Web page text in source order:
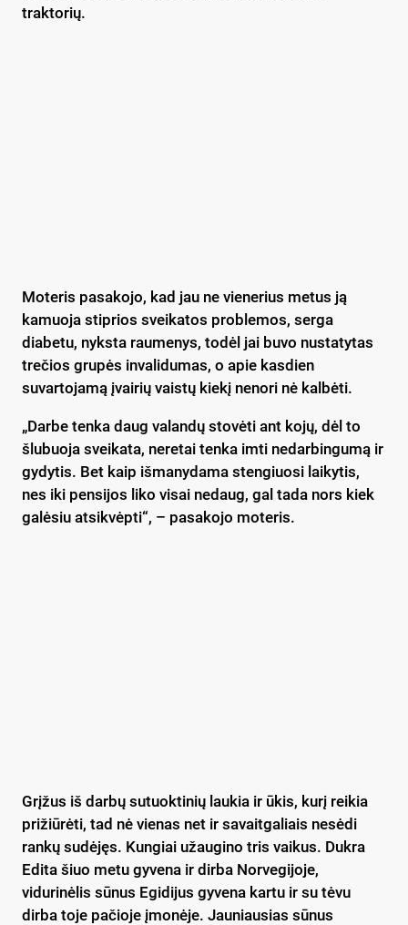
traktorių.
Moteris pasakojo, kad jau ne vienerius metus ją
kamuoja stiprios sveikatos problemos, serga
diabetu, nyksta raumenys, todėl jai buvo nustatytas
trečios grupės invalidumas, o apie kasdien
suvartojamą įvairių vaistų kiekį nenori nė kalbėti.
„Darbe tenka daug valandų stovėti ant kojų, dėl to
šlubuoja sveikata, neretai tenka imti nedarbingumą ir
gydytis. Bet kaip išmanydama stengiuosi laikytis,
nes iki pensijos liko visai nedaug, gal tada nors kiek
galėsiu atsikvėpti“, – pasakojo moteris.
Grįžus iš darbų sutuoktinių laukia ir ūkis, kurį reikia
prižiūrėti, tad nė vienas net ir savaitgaliais nesėdi
rankų sudėjęs. Kungiai užaugino tris vaikus. Dukra
Edita šiuo metu gyvena ir dirba Norvegijoje,
vidurinėlis sūnus Egidijus gyvena kartu ir su tėvu
dirba toje pačioje įmonėje. Jauniausias sūnus